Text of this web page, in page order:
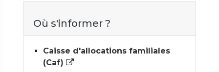
Où s'informer ?
Caisse d'allocations familiales
(Caf)